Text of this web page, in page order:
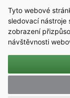
Tyto webové
sledovací nástroje
zobrazení
návštěvnosti
KONTAKT